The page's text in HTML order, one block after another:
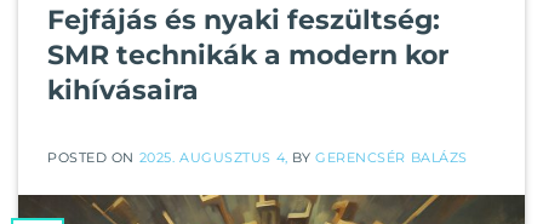
Fejfájás és nyaki feszültség:
SMR technikák a modern kor
kihívásaira
POSTED ON 2025. AUGUSZTUS 4, BY GERENCSÉR BALÁZS